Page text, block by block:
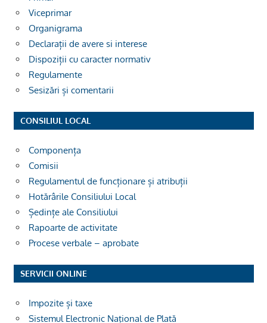
Viceprimar
Organigrama
Declarații de avere si interese
Dispoziții cu caracter normativ
Regulamente
Sesizări și comentarii
CONSILIUL LOCAL
Componența
Comisii
Regulamentul de funcționare și atribuții
Hotărârile Consiliului Local
Ședințe ale Consiliului
Rapoarte de activitate
Procese verbale – aprobate
SERVICII ONLINE
Impozite și taxe
Sistemul Electronic Național de Plată